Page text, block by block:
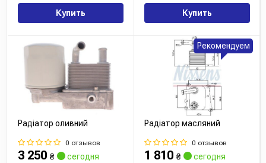
Купить Купить
Радіатор оливний
0 отзывов
3 250 ₴ сегодня
Радіатор масляний
0 отзывов
1 810 ₴ сегодня
Рекомендуем